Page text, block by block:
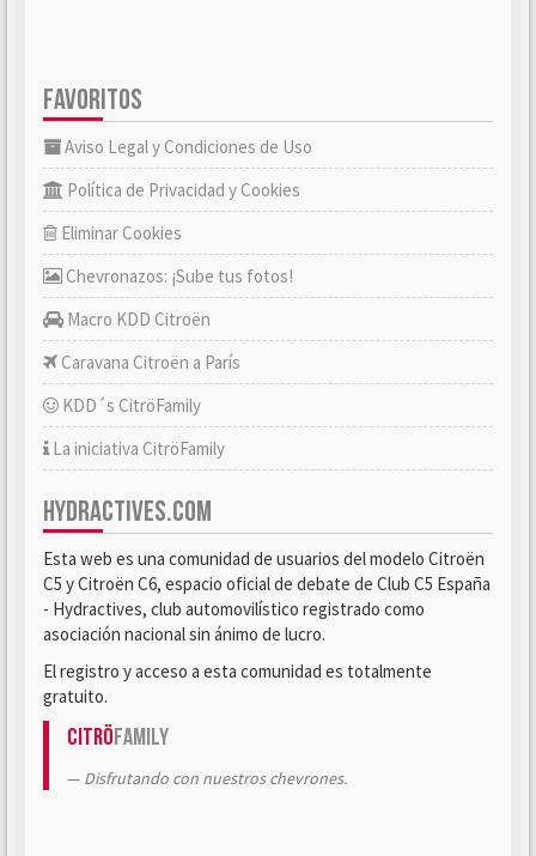
FAVORITOS
Aviso Legal y Condiciones de Uso
Política de Privacidad y Cookies
Eliminar Cookies
Chevronazos: ¡Sube tus fotos!
Macro KDD Citroën
Caravana Citroën a París
KDD´s CitröFamily
La iniciativa CitröFamily
HYDRACTIVES.COM
Esta web es una comunidad de usuarios del modelo Citroën
C5 y Citroën C6, espacio oficial de debate de Club C5 España
- Hydractives, club automovilístico registrado como
asociación nacional sin ánimo de lucro.
El registro y acceso a esta comunidad es totalmente
gratuito.
CitröFamily
Disfrutando con nuestros chevrones.